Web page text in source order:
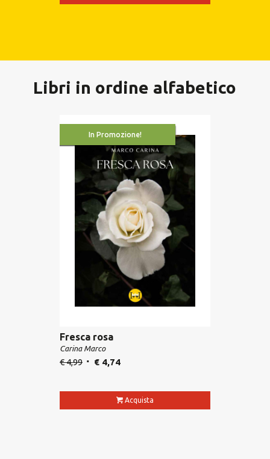
Libri in ordine alfabetico
In Promozione!
Fresca rosa
Carina Marco
€4,99 €4,74
Acquista